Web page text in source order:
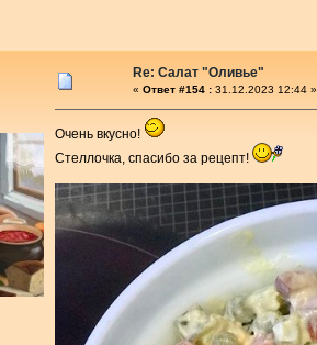
Re: Салат "Оливье"
« Ответ #154 : 31.12.2023 12:44 »
Очень вкусно!
Стеллочка, спасибо за рецепт!